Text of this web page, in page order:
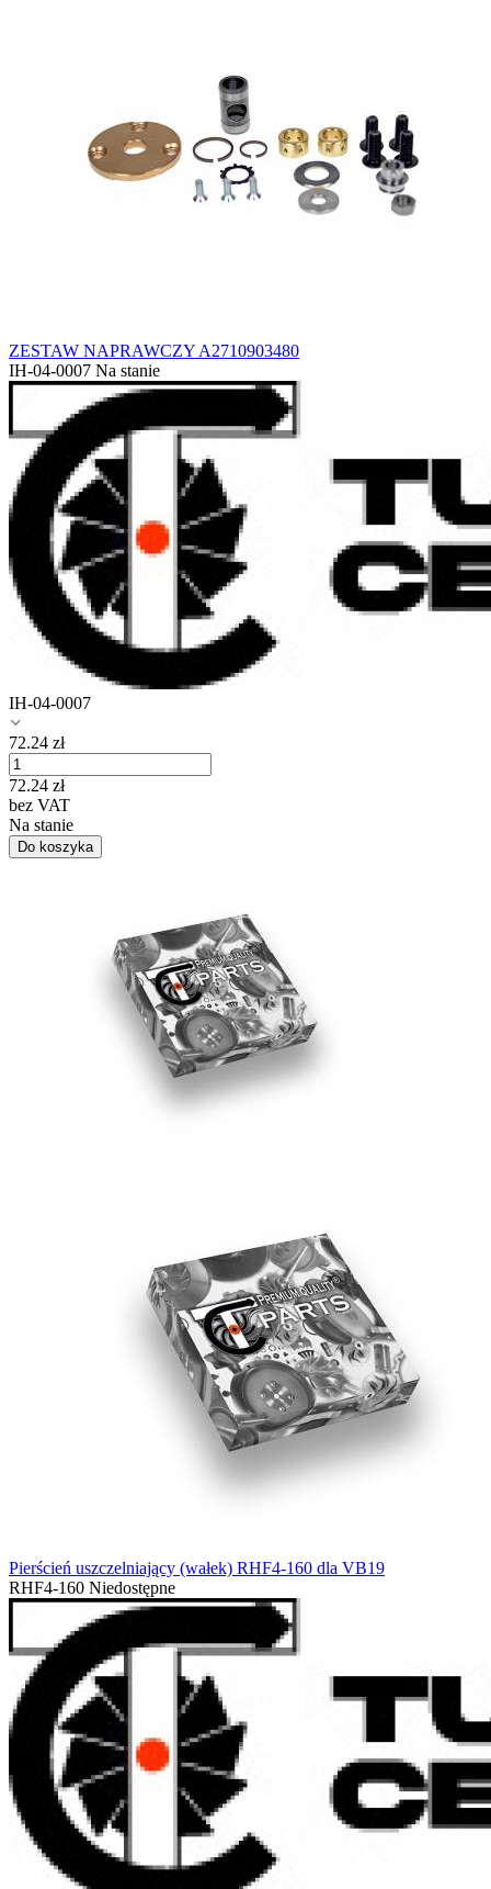
ZESTAW NAPRAWCZY A2710903480
IH-04-0007 Na stanie
IH-04-0007
72.24 zł
72.24 zł
bez VAT
Na stanie
Do koszyka
Pierścień uszczelniający (wałek) RHF4-160 dla VB19
RHF4-160 Niedostępne